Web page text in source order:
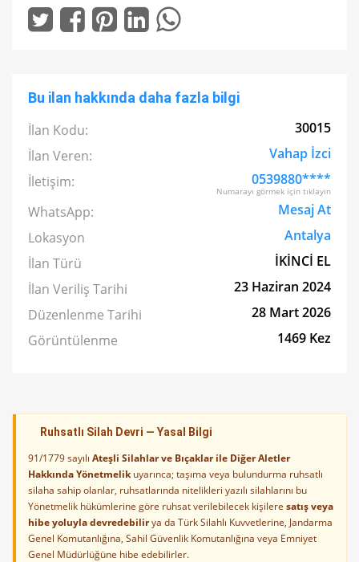
Bu ilan hakkında daha fazla bilgi
İlan Kodu:
30015
İlan Veren:
Vahap İzci
İletişim:
0539880****
Numarayı görmek için tıklayın
WhatsApp:
Mesaj At
Lokasyon
Antalya
İlan Türü
İKİNCİ EL
İlan Veriliş Tarihi
23 Haziran 2024
Düzenlenme Tarihi
28 Mart 2026
Görüntülenme
1469 Kez
Ruhsatlı Silah Devri — Yasal Bilgi
91/1779 sayılı Ateşli Silahlar ve Bıçaklar ile Diğer Aletler
Hakkında Yönetmelikuyarınca; taşıma veya bulundurma ruhsatlı
silaha sahip olanlar, ruhsatlarında nitelikleri yazılı silahlarını bu
Yönetmelik hükümlerine göre ruhsat verilebilecek kişilere satış veya
hibe yoluyla devredebilirya da Türk Silahlı Kuvvetlerine, Jandarma
Genel Komutanlığına, Sahil Güvenlik Komutanlığına veya Emniyet
Genel Müdürlüğüne hibe edebilirler.